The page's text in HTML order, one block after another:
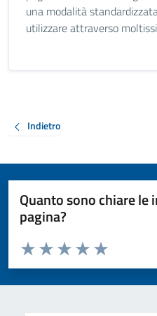
una modalità
utilizzare attraverso
Indietro
Quanto sono chiare
pagina?
Valuta da 1 a 5 stelle la pagina
Valuta 5
Valuta 4 stelle
Valuta 3 stelle su 5
Valuta 2 stelle su 5
Valuta 1 stelle su 5